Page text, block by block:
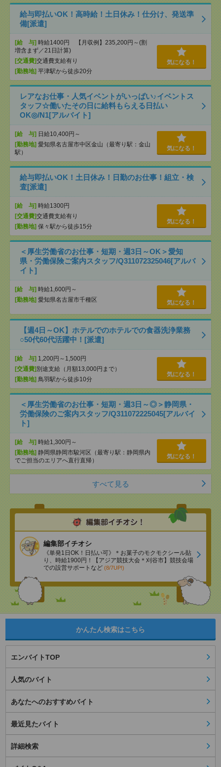
給与即払いOK！高時給！土日休み！仕分け、発送準
備[派遣]
[給 与] 時給1400円 【月収例】235,200円～(割
増含まず／21日計算)
[交通費]交通費支給有り
[勤務地] 平津駅から徒歩20分
気になる！
レアなお仕事・人気イベントがいっぱい♪イベントス
タッフ☆働いたその日に給料もらえる日払い
OK◎/N1[アルバイト]
[給 与] 日給10,400円～
[勤務地] 愛知県名古屋市中区金山（最寄り駅：金山
駅）
気になる！
給与即払いOK！土日休み！日勤のお仕事！組立・検
査[派遣]
[給 与] 時給1300円
[交通費]交通費支給有り
[勤務地] 保々駅から徒歩15分
気になる！
＜厚生労働省のお仕事・短期・週3日～OK＞愛知
県・労働保険ご案内スタッフ/Q311072325046[アルバ
イト]
[給 与] 時給1,600円～
[勤務地] 愛知県名古屋市千種区 気になる！
【週4日～OK】ホテルでのホテルでの食器洗浄業務
○50代60代活躍中！[派遣]
[給 与] 1,200円～1,500円
[交通費] 別途支給（月額13,000円まで）
[勤務地] 鳥羽駅から徒歩10分
気になる！
＜厚生労働省のお仕事・短期・週3日～◎＞静岡県・
労働保険のご案内スタッフ/Q311072225045[アルバイ
ト]
[給 与] 時給1,300円～
[勤務地] 静岡県静岡市駿河区（最寄り駅：静岡県内
でご担当のエリアへ直行直帰）
気になる！
すべて見る
編集部イチオシ
《単発1日OK！日払い可》＊お菓子のモクモクシール貼
り、時給1900円！【アジア競技大会＊刈谷市】競技会場
での設営サポートなど (8/7UP!)
かんたん検索はこちら
エンバイトTOP
人気のバイト
あなたへのおすすめバイト
最近見たバイト
詳細検索